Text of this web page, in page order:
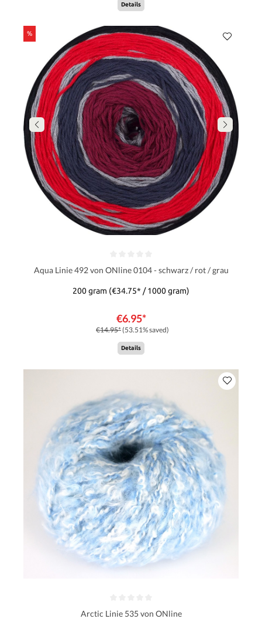
Details
%
Aqua Linie 492 von ONline 0104 - schwarz / rot / grau
200 gram (€34.75* / 1000 gram)
€6.95*
€14.95*(53.51% saved)
Details
Arctic Linie 535 von ONline